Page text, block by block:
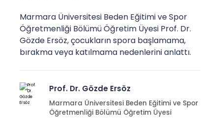
Marmara Üniversitesi Beden Eğitimi ve Spor
Öğretmenliği Bölümü Öğretim Üyesi Prof. Dr.
Gözde Ersöz, çocukların spora başlamama,
bırakma veya katılmama nedenlerini anlattı.
Prof. Dr. Gözde Ersöz
Marmara Üniversitesi Beden Eğitimi ve Spor
Öğretmenliği Bölümü Öğretim Üyesi